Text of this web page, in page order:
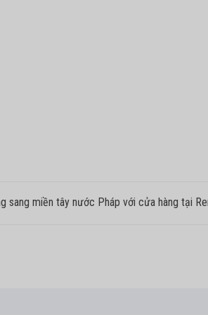
sang miền tây nước Pháp với cửa hàng tại